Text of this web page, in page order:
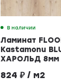
В наличии
Ламинат
Kastamonu
ХАРОЛЬД 8мм
824₽ / м2